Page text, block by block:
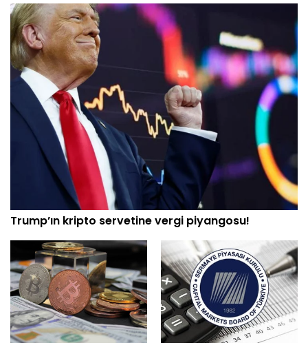
Trump’ın kripto servetine vergi piyangosu!